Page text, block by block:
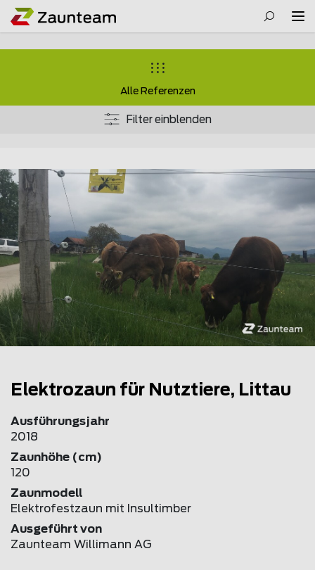
Alle Referenzen
Filter einblenden
Elektrozaun für Nutztiere, Littau
Ausführungsjahr
2018
Zaunhöhe (cm)
120
Zaunmodell
Elektrofestzaun mit Insultimber
Ausgeführt von
Zaunteam Willimann AG